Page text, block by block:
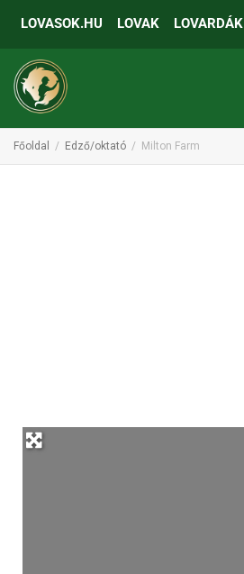
LOVASOK.HU LOVAK LOVARDÁK
Főoldal Edző/oktató Milton Farm